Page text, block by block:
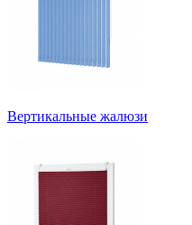
Вертикальные жалюзи